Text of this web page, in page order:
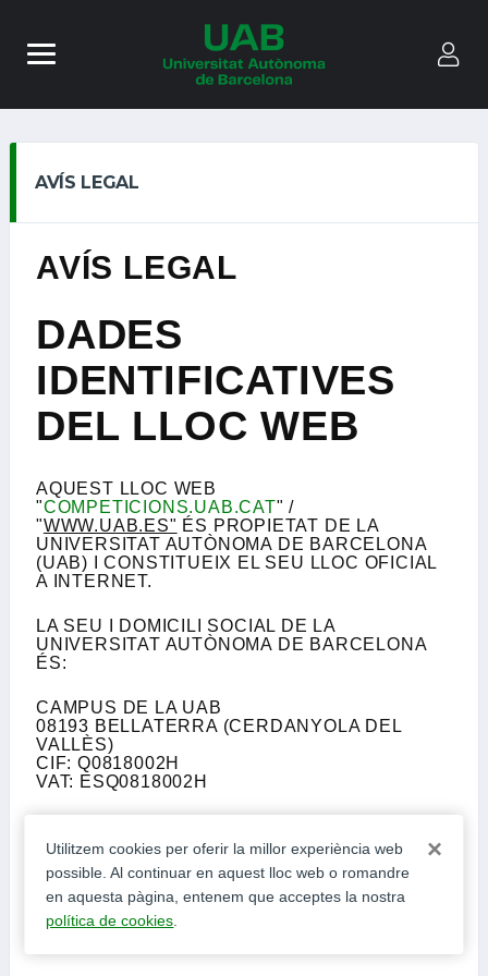
AVÍS LEGAL
AVÍS LEGAL
DADES
IDENTIFICATIVES
DEL LLOC WEB
AQUEST LLOC WEB
"COMPETICIONS.UAB.CAT" /
"WWW.UAB.ES" ÉS PROPIETAT DE LA
UNIVERSITAT AUTÒNOMA DE BARCELONA
(UAB) I CONSTITUEIX EL SEU LLOC OFICIAL
A INTERNET.
LA SEU I DOMICILI SOCIAL DE LA
UNIVERSITAT AUTÒNOMA DE BARCELONA
ÉS:
CAMPUS DE LA UAB
08193 BELLATERRA (CERDANYOLA DEL
VALLÈS)
CIF: Q0818002H
VAT: ESQ0818002H
CONDICIONS D’ÚS I
LIMITACIÓ DE
RESPONSABILITAT
×
Utilitzem cookies per oferir la millor experiència web
possible. Al continuar en aquest lloc web o romandre
en aquesta pàgina, entenem que acceptes la nostra
política de cookies